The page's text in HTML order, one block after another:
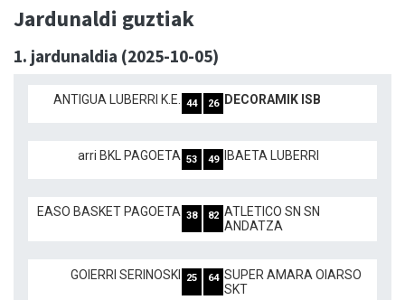
Jardunaldi guztiak
1. jardunaldia (2025-10-05)
ANTIGUA LUBERRI K.E. 44 26 DECORAMIK ISB
arri BKL PAGOETA 53 49 IBAETA LUBERRI
EASO BASKET PAGOETA 38 82 ATLETICO SN SN
ANDATZA
GOIERRI SERINOSKI 25 64 SUPER AMARA OIARSO
SKT